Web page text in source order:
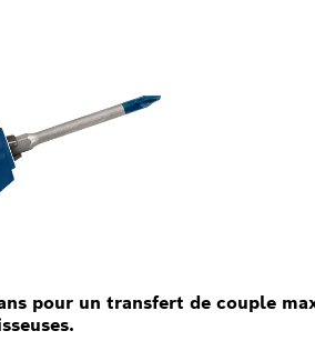
pour un transfert de couple